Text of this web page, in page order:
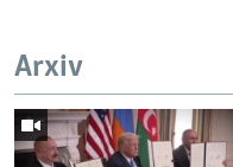
Arxiv